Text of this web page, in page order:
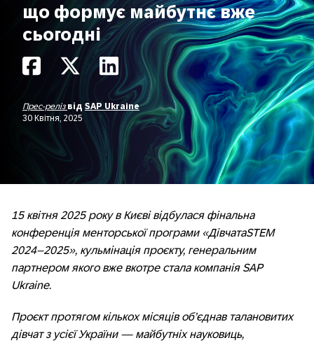
що формує майбутнє вже
сьогодні
Прес-реліз від SAP Ukraine
30 Квітня, 2025
15 квітня 2025 року в Києві відбулася фінальна
конференція менторської програми «ДівчатаSTEM
2024–2025», кульмінація проєкту, генеральним
партнером якого вже вкотре стала компанія SAP
Ukraine.
Проєкт протягом кількох місяців об’єднав талановитих
дівчат з усієї України — майбутніх науковиць,